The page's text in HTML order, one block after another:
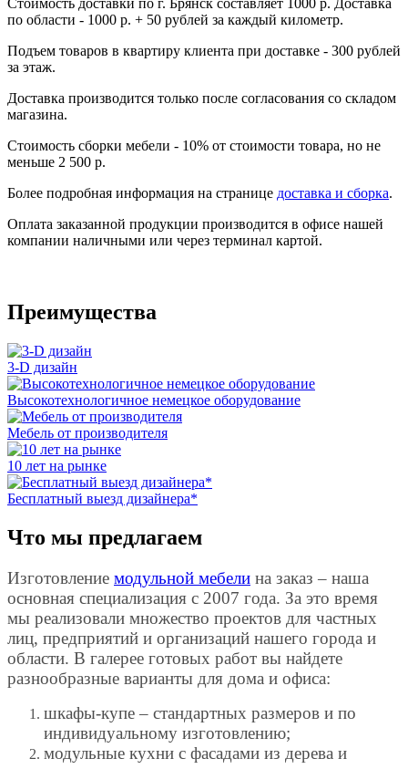
по области - 1000 р. + 50 рублей за каждый километр.
Подъем товаров в квартиру клиента при доставке - 300 рублей
за этаж.
Доставка производится только после согласования со складом
магазина.
Стоимость сборки мебели - 10% от стоимости товара, но не
меньше 2 500 р.
Более подробная информация на странице доставка и сборка.
Оплата заказанной продукции производится в офисе нашей
компании наличными или через терминал картой.
Преимущества
3-D дизайн
Высокотехнологичное немецкое оборудование
Мебель от производителя
10 лет на рынке
Бесплатный выезд дизайнера*
Что мы предлагаем
Изготовление модульной мебели на заказ – наша
основная специализация с 2007 года. За это время
мы реализовали множество проектов для частных
лиц, предприятий и организаций нашего города и
области. В галерее готовых работ вы найдете
разнообразные варианты для дома и офиса:
шкафы-купе – стандартных размеров и по
индивидуальному изготовлению;
модульные кухни с фасадами из дерева и